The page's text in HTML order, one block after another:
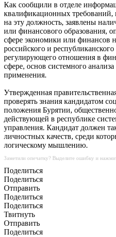
Как сообщили в отделе
квалификационных требований,
на эту должность, заявлены
или финансового образования,
сфере экономики или финансов
российского и республиканского
регулирующего отношения в
сфере, основ системного
применения.
Утвержденная
проверять знания кандидатом
положения Бурятии,
действующей в республике
управления. Кандидат должен
личностных качеств, среди
логическому мышлению.
Заметили опечатку? Выделите ошибку и
Поделиться
Поделиться
Отправить
Поделиться
Поделиться
Твитнуть
Отправить
Поделиться